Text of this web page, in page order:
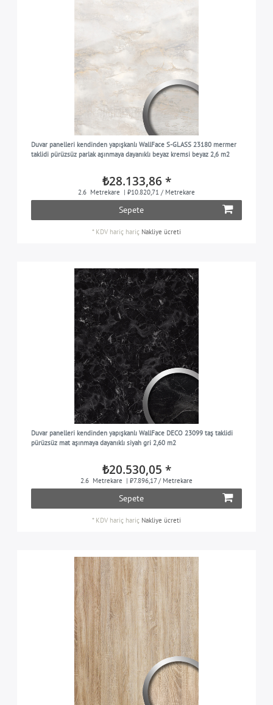
Duvar panelleri kendinden yapışkanlı WallFace S-GLASS 23180 mermer
taklidi pürüzsüz parlak aşınmaya dayanıklı beyaz kremsi beyaz 2,6 m2
₺28.133,86 *
2.6 Metrekare | ₺10.820,71 / Metrekare
Sepete
* KDV hariç hariç Nakliye ücreti
Duvar panelleri kendinden yapışkanlı WallFace DECO 23099 taş taklidi
pürüzsüz mat aşınmaya dayanıklı siyah gri 2,60 m2
₺20.530,05 *
2.6 Metrekare | ₺7.896,17 / Metrekare
Sepete
* KDV hariç hariç Nakliye ücreti